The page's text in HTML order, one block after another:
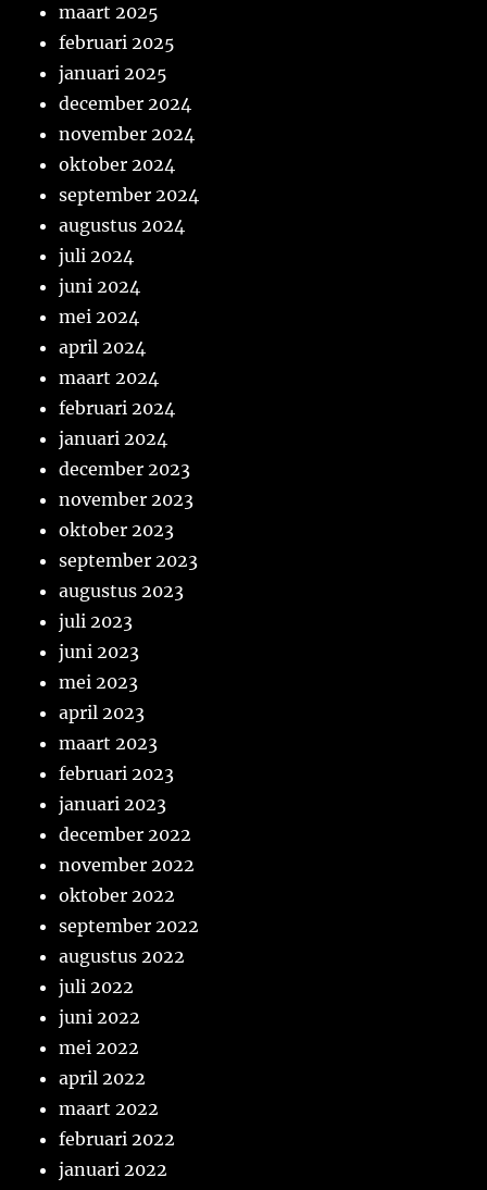
maart 2025
februari 2025
januari 2025
december 2024
november 2024
oktober 2024
september 2024
augustus 2024
juli 2024
juni 2024
mei 2024
april 2024
maart 2024
februari 2024
januari 2024
december 2023
november 2023
oktober 2023
september 2023
augustus 2023
juli 2023
juni 2023
mei 2023
april 2023
maart 2023
februari 2023
januari 2023
december 2022
november 2022
oktober 2022
september 2022
augustus 2022
juli 2022
juni 2022
mei 2022
april 2022
maart 2022
februari 2022
januari 2022